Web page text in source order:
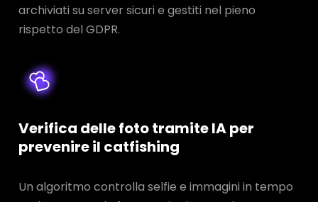
archiviati su server sicuri e gestiti nel pieno
rispetto del GDPR.
Verifica delle foto tramite IA per
prevenire il catfishing
Un algoritmo controlla selfie e immagini in tempo